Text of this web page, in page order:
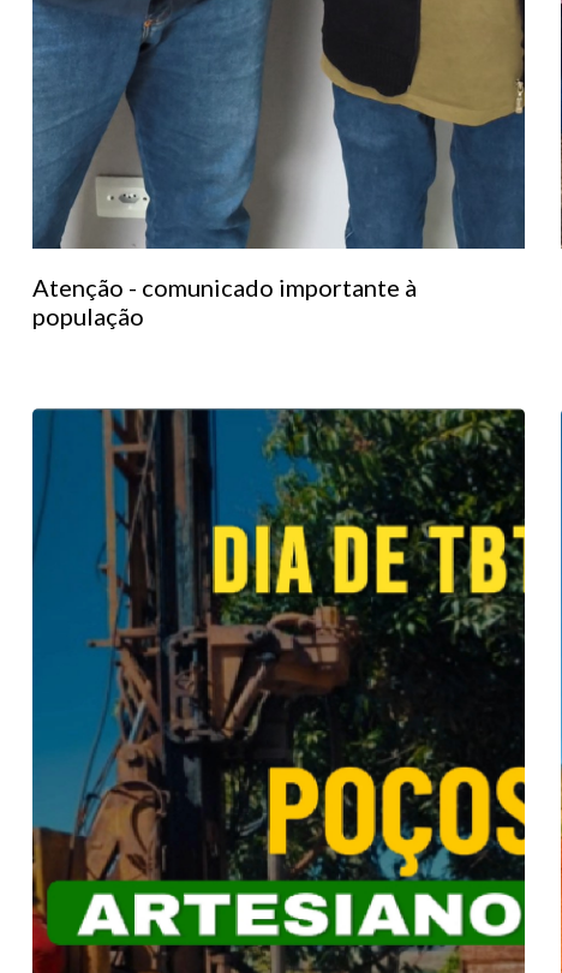
Atenção - comunicado importante à
população